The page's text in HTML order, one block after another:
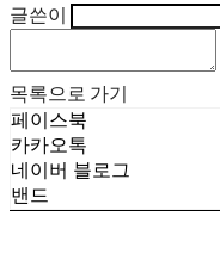
글쓴이
목록으로 가기
페이스북
카카오톡
네이버 블로그
밴드